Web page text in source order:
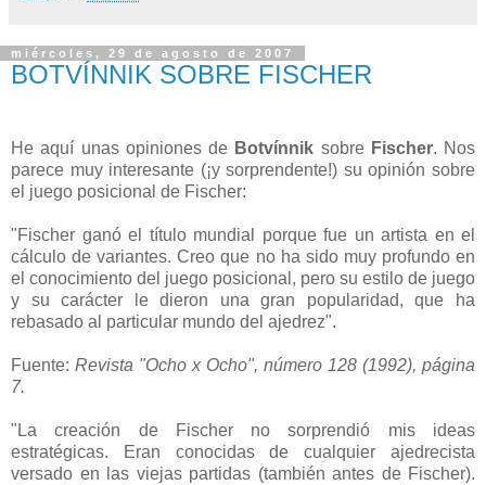
miércoles, 29 de agosto de 2007
BOTVÍNNIK SOBRE FISCHER
He aquí unas opiniones de Botvínnik sobre Fischer. Nos
parece muy interesante (¡y sorprendente!) su opinión sobre
el juego posicional de Fischer:
"Fischer ganó el título mundial porque fue un artista en el
cálculo de variantes. Creo que no ha sido muy profundo en
el conocimiento del juego posicional, pero su estilo de juego
y su carácter le dieron una gran popularidad, que ha
rebasado al particular mundo del ajedrez".
Fuente: Revista "Ocho x Ocho", número 128 (1992), página
7.
"La creación de Fischer no sorprendió mis ideas
estratégicas. Eran conocidas de cualquier ajedrecista
versado en las viejas partidas (también antes de Fischer).